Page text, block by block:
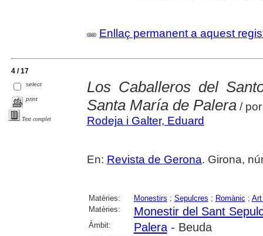
Enllaç permanent a aquest
4 / 17
select
print
Text complet
Los Caballeros del
Santa María de Palera/ por
Rodeja i Galter, Eduard
En: Revista de Gerona. Girona,
Matèries: Monestirs ; Sepulcres ; Romànic ;
Matèries:
Monestir del Sant
Àmbit: Palera- Beuda